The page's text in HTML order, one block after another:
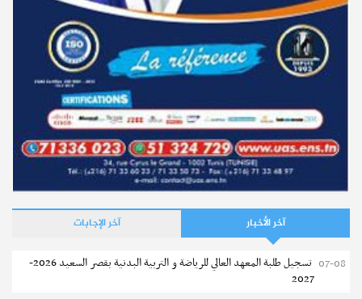
آخر الأخبار آخر الإجابات
07-08
تسجيل طلبة المعهد العالي للرياضة و التربية البدنية بقصر السعيد 2026-
2027